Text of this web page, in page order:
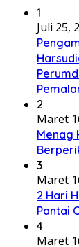
1
Juli 25,
2
Maret
Menag
3
Maret
2 Hari
Pantai
4
Maret